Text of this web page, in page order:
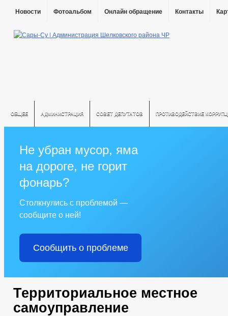
Новости Фотоальбом Онлайн обращение Контакты
ОБЩЕЕ АДМИНИСТРАЦИЯ СОВЕТ ДЕПУТАТОВ ПРОТИВОДЕЙСТВИЕ
Не убран мусор, яма
на дороге, не горит
фонарь?
Столкнулись с проблемой —
сообщите о ней!
Сообщить о проблеме
Территориальное местное
самоуправление